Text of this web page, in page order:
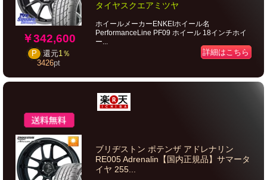
￥342,600
P 還元1％
3426pt
タイヤスクエアミツヤ
ホイールメーカーENKEIホイール名
PerformanceLine PF09 ホイール 18インチホイ
ー...
詳細はこちら
ブリヂストン ポテンザ アドレナリン
RE005 Adrenalin【国内正規品】サマータ
イヤ 255...